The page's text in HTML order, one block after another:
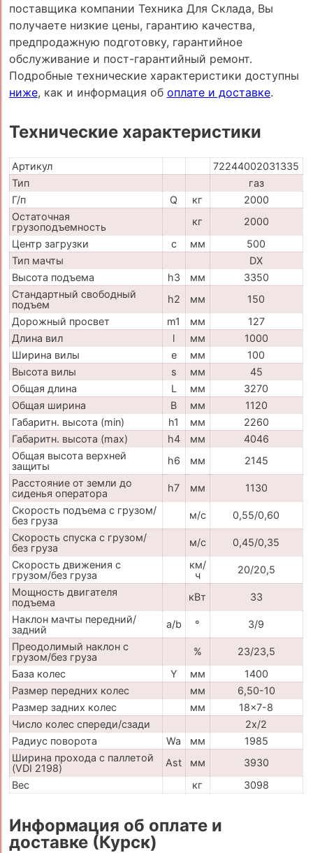
поставщика компании Техника Для Склада, Вы
получаете низкие цены, гарантию качества,
предпродажную подготовку, гарантийное
обслуживание и пост-гарантийный ремонт.
Подробные технические характеристики доступны
ниже, как и информация об оплате и доставке.
Технические характеристики
Артикул
72244002031335
Тип
газ
Г/п
Q кг
2000
Остаточная
грузоподъемность
кг
2000
Центр загрузки
c мм
500
Тип мачты
DX
Высота подъема
h3 мм
3350
Стандартный свободный
подъем
h2 мм
150
Дорожный просвет
m1 мм
127
Длина вил
l мм
1000
Ширина вилы
e мм
100
Высота вилы
s мм
45
Общая длина
L мм
3270
Общая ширина
B мм
1120
Габаритн. высота (min)
h1 мм
2260
Габаритн. высота (max)
h4 мм
4046
Общая высота верхней
защиты
h6 мм
2145
Расстояние от земли до
сиденья оператора
h7 мм
1130
Скорость подъема с грузом/
без груза
м/с
0,55/0,60
Скорость спуска с грузом/
без груза
м/с
0,45/0,35
Скорость движения с
грузом/без груза
км/
ч
20/20,5
Мощность двигателя
подъема
кВт
33
Наклон мачты передний/
задний
a/b °
3/9
Преодолимый наклон с
грузом/без груза
%
23/23,5
База колес
Y мм
1400
Размер передних колес
мм
6,50-10
Размер задних колес
мм
18x7-8
Число колес спереди/сзади
2x/2
Радиус поворота
Wa мм
1985
Ширина прохода с паллетой
(VDI 2198)
Ast мм
3930
Вес
кг 3098
Информация об оплате и
доставке (Курск)